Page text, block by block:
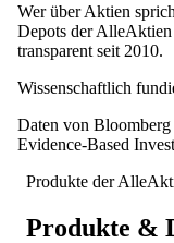
Wer über Aktien
Depots der
transparent seit 2010.
Wissenschaftlich
Daten von Bloomberg
Evidence-Based
Produkte der
Produkte &